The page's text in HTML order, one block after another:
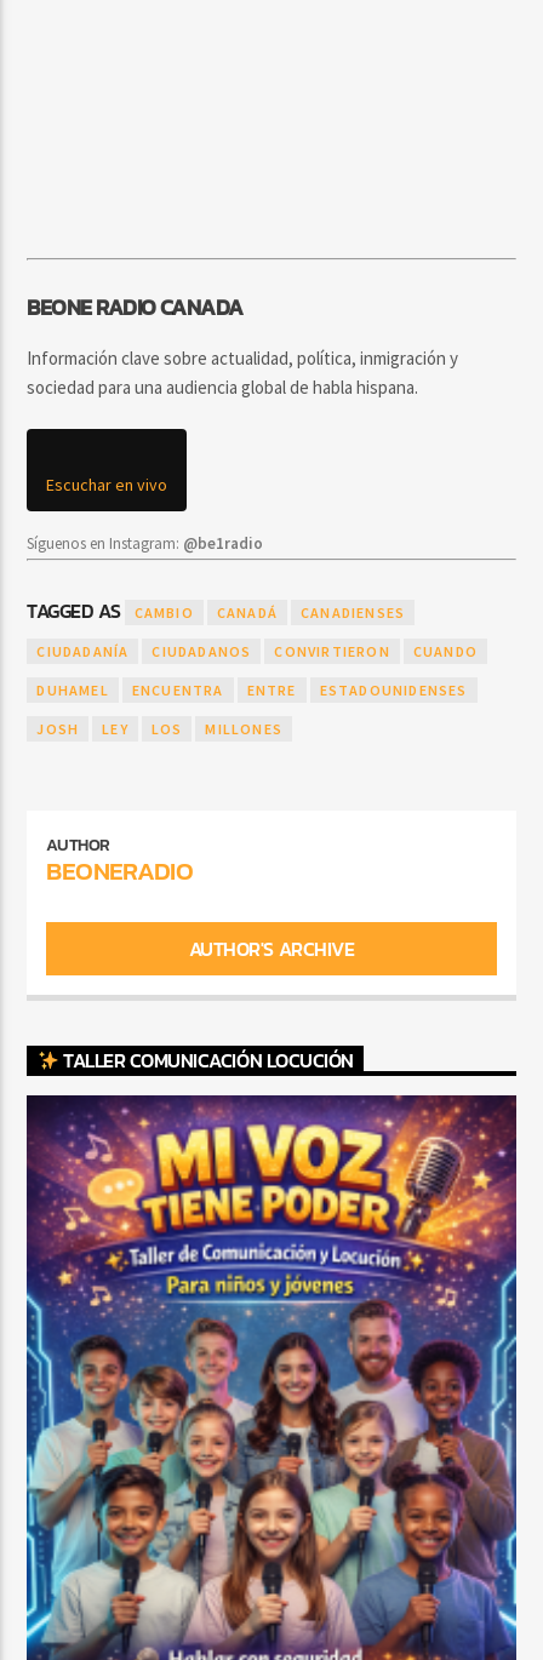
BEONE RADIO CANADA
Información clave sobre actualidad, política, inmigración y
sociedad para una audiencia global de habla hispana.
Escuchar en vivo
Síguenos en Instagram: @be1radio
TAGGED AS CAMBIO CANADÁ CANADIENSES
CIUDADANÍA CIUDADANOS CONVIRTIERON CUANDO
DUHAMEL ENCUENTRA ENTRE ESTADOUNIDENSES
JOSH LEY LOS MILLONES
AUTHOR
BEONERADIO
AUTHOR'S ARCHIVE
TALLER COMUNICACIÓN LOCUCIÓN